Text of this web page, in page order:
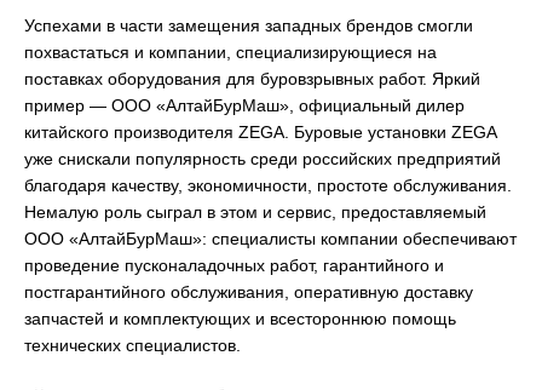
Успехами в части замещения западных брендов смогли
похвастаться и компании, специализирующиеся на
поставках оборудования для буровзрывных работ. Яркий
пример — ООО «АлтайБурМаш», официальный дилер
китайского производителя ZEGA. Буровые установки ZEGA
уже снискали популярность среди российских предприятий
благодаря качеству, экономичности, простоте обслуживания.
Немалую роль сыграл в этом и сервис, предоставляемый
ООО «АлтайБурМаш»: специалисты компании обеспечивают
проведение пусконаладочных работ, гарантийного и
постгарантийного обслуживания, оперативную доставку
запчастей и комплектующих и всестороннюю помощь
технических специалистов.